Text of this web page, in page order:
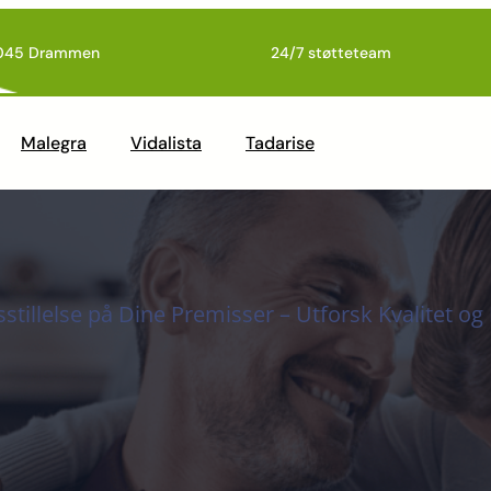
Drammen 24/7 støtteteam
Malegra Vidalista Tadarise
på Dine Premisser – Utforsk Kvalitet og